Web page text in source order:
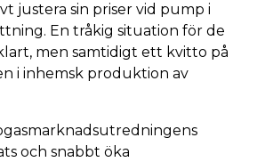
justera sin priser vid pump i
En tråkig situation för de
men samtidigt ett kvitto på
i inhemsk produktion av
och snabbt öka